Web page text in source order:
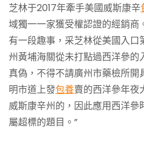
芝林于2017年牽手美國威斯康辛
域獨一一家獲受權認證的經銷商
有一段趣事，采芝林從美國入
州黃埔海關從未打點過西洋參
真偽，不得不請廣州市藥檢所
明市道上發包養賣的西洋參年夜
威斯康辛州的，因此應用西洋
屬超標的題目。”